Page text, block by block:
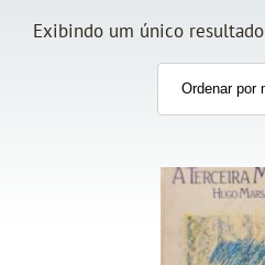
Exibindo um único resultado